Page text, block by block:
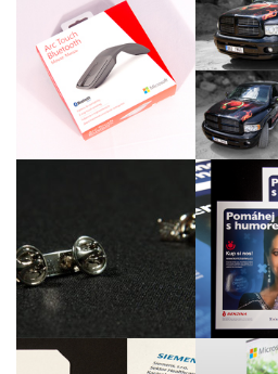
Laserové gravírování
bezdrátových myší
polep
1500
Intel
Firemní odznáčky pro
Proact Czech Republic,
s.r.o.